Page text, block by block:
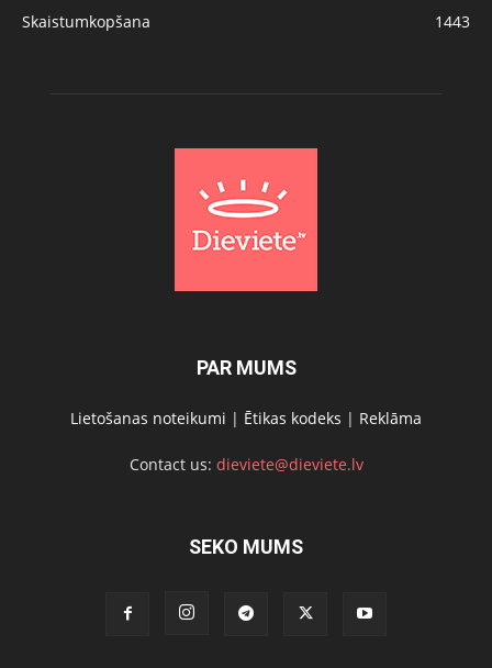
Skaistumkopšana
1443
PAR MUMS
Lietošanas noteikumi | Ētikas kodeks | Reklāma
Contact us: dieviete@dieviete.lv
SEKO MUMS